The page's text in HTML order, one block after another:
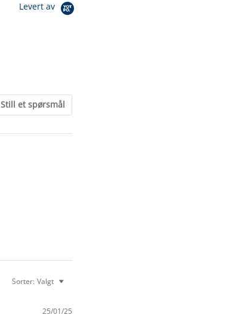
Levert av
Still et spørsmål
Sorter: Valgt
25/01/25